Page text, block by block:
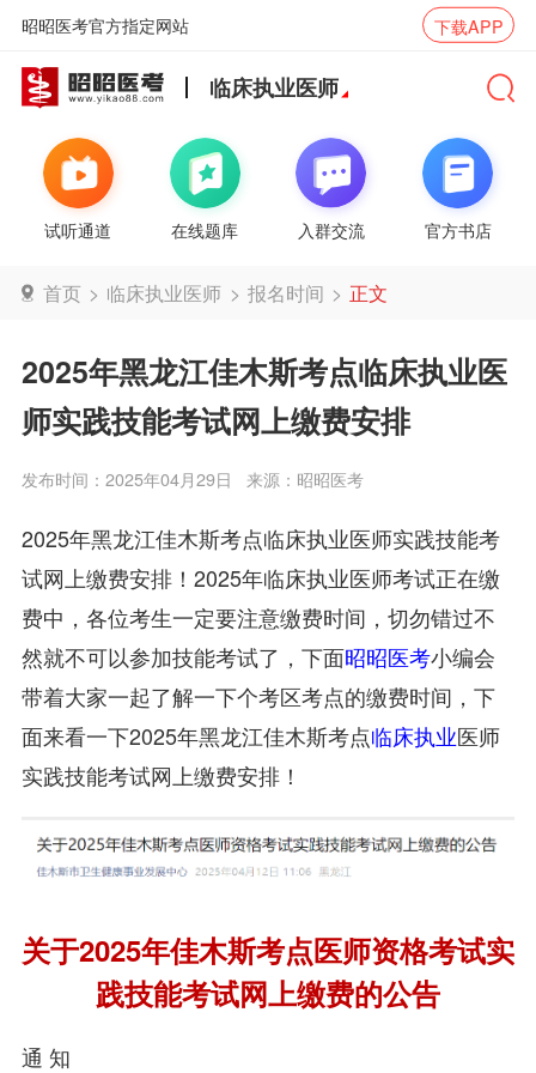
昭昭医考官方指定网站 下载APP
临床执业医师
试听通道 在线题库 入群交流 官方书店
首页 > 临床执业医师 > 报名时间 > 正文
2025年黑龙江佳木斯考点临床执业医
师实践技能考试网上缴费安排
发布时间：2025年04月29日 来源：昭昭医考
2025年黑龙江佳木斯考点临床执业医师实践技能考
试网上缴费安排！2025年临床执业医师考试正在缴
费中，各位考生一定要注意缴费时间，切勿错过不
然就不可以参加技能考试了，下面昭昭医考小编会
带着大家一起了解一下个考区考点的缴费时间，下
面来看一下2025年黑龙江佳木斯考点临床执业医师
实践技能考试网上缴费安排！
关于2025年佳木斯考点医师资格考试实
践技能考试网上缴费的公告
通 知